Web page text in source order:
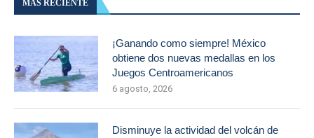
MÁS RECIENTE
¡Ganando como siempre! México
obtiene dos nuevas medallas en los
Juegos Centroamericanos
6 agosto, 2026
Disminuye la actividad del volcán de